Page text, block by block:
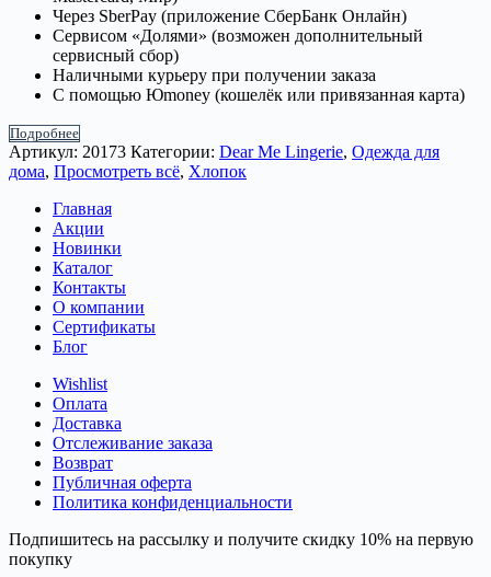
Через SberPay (приложение СберБанк Онлайн)
Сервисом «Долями» (возможен дополнительный
сервисный сбор)
Наличными курьеру при получении заказа
С помощью Юmoney (кошелёк или привязанная карта)
Подробнее
Артикул: 20173 Категории: Dear Me Lingerie, Одежда для
дома, Просмотреть всё, Хлопок
Главная
Акции
Новинки
Каталог
Контакты
О компании
Сертификаты
Блог
Wishlist
Оплата
Доставка
Отслеживание заказа
Возврат
Публичная оферта
Политика конфиденциальности
Подпишитесь на рассылку и получите скидку 10% на первую
покупку